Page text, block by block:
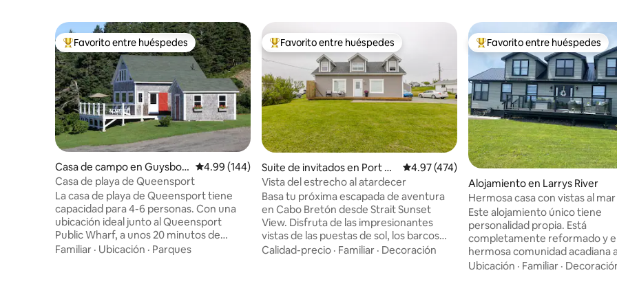
Favorito entre huéspedes preferido
Favorito entre huéspedes
Casa de campo en Guysbor
ough
Calificación promedio: 4.99 de 5, 144 reseñas
4.99 (144)
Casa de playa de Queensport
La casa de playa de Queensport tiene
capacidad para 4-6 personas. Con una
ubicación ideal junto al Queensport
Public Wharf, a unos 20 minutos de
Guysborough. Disfruta de
Familiar · Ubicación · Parques
Favorito entre huéspedes preferido
Favorito entre huéspedes
Suite de invitados en Port Ha
wkesbury
Calificación promedio: 4.97 de 5, 474 reseñas
4.97 (474)
Vista del estrecho al atardecer
Basa tu próxima escapada de aventura
en Cabo Bretón desde Strait Sunset
View. Disfruta de las impresionantes
vistas de las puestas de sol, los barcos
que entran y salen del puerto y la vida
Calidad-precio · Familiar · Decoración
Favorito entre huéspedes
Favorito entre huéspedes
Alojamiento en Larrys River
Hermosa casa con vistas al mar
Este alojamiento único tiene
personalidad propia. Está
completamente reformado y
hermosa comunidad acadiana
distancia a pie del mar y a 5
Ubicación · Familiar ·